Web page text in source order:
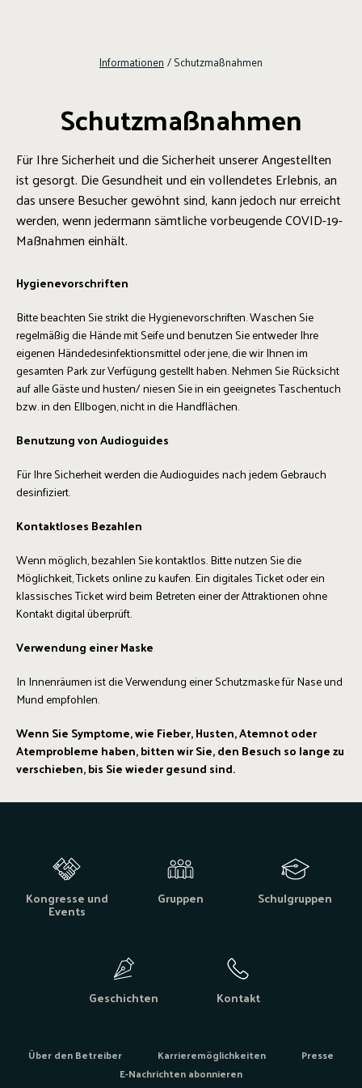
Informationen /Schutzmaßnahmen
Schutzmaßnahmen
Für Ihre Sicherheit und die Sicherheit unserer Angestellten
ist gesorgt. Die Gesundheit und ein vollendetes Erlebnis, an
das unsere Besucher gewöhnt sind, kann jedoch nur erreicht
werden, wenn jedermann sämtliche vorbeugende COVID-19-
Maßnahmen einhält.
Hygienevorschriften
Bitte beachten Sie strikt die Hygienevorschriften. Waschen Sie
regelmäßig die Hände mit Seife und benutzen Sie entweder Ihre
eigenen Händedesinfektionsmittel oder jene, die wir Ihnen im
gesamten Park zur Verfügung gestellt haben. Nehmen Sie Rücksicht
auf alle Gäste und husten/ niesen Sie in ein geeignetes Taschentuch
bzw. in den Ellbogen, nicht in die Handflächen.
Benutzung von Audioguides
Für Ihre Sicherheit werden die Audioguides nach jedem Gebrauch
desinfiziert.
Kontaktloses Bezahlen
Wenn möglich, bezahlen Sie kontaktlos. Bitte nutzen Sie die
Möglichkeit, Tickets online zu kaufen. Ein digitales Ticket oder ein
klassisches Ticket wird beim Betreten einer der Attraktionen ohne
Kontakt digital überprüft.
Verwendung einer Maske
In Innenräumen ist die Verwendung einer Schutzmaske für Nase und
Mund empfohlen.
Wenn Sie Symptome, wie Fieber, Husten, Atemnot oder
Atemprobleme haben, bitten wir Sie, den Besuch so lange zu
verschieben, bis Sie wieder gesund sind.
Kongresse und
Events
Gruppen Schulgruppen
Geschichten Kontakt
Über den Betreiber Karrieremöglichkeiten
Presse
E-Nachrichten abonnieren